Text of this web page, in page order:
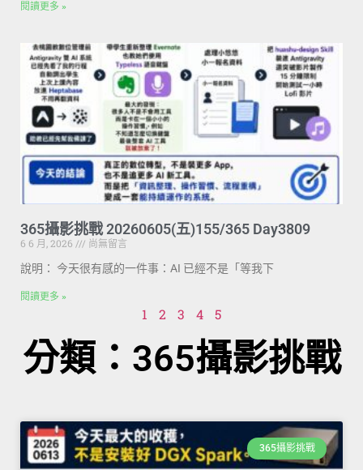
閱讀更多 »
365攝影挑戰 20260605(五)155/365 Day3809
6 6 月, 2026
尚無留言
說明： 今天很有感的一件事：AI 已經不是「等我下
閱讀更多 »
1 2 3 4 5
分類：365攝影挑戰
365攝影挑戰